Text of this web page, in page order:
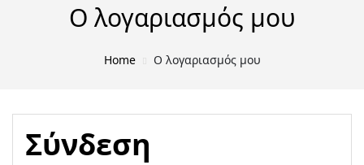
Ο λογαριασμός μου
Home Ο λογαριασμός μου
Σύνδεση